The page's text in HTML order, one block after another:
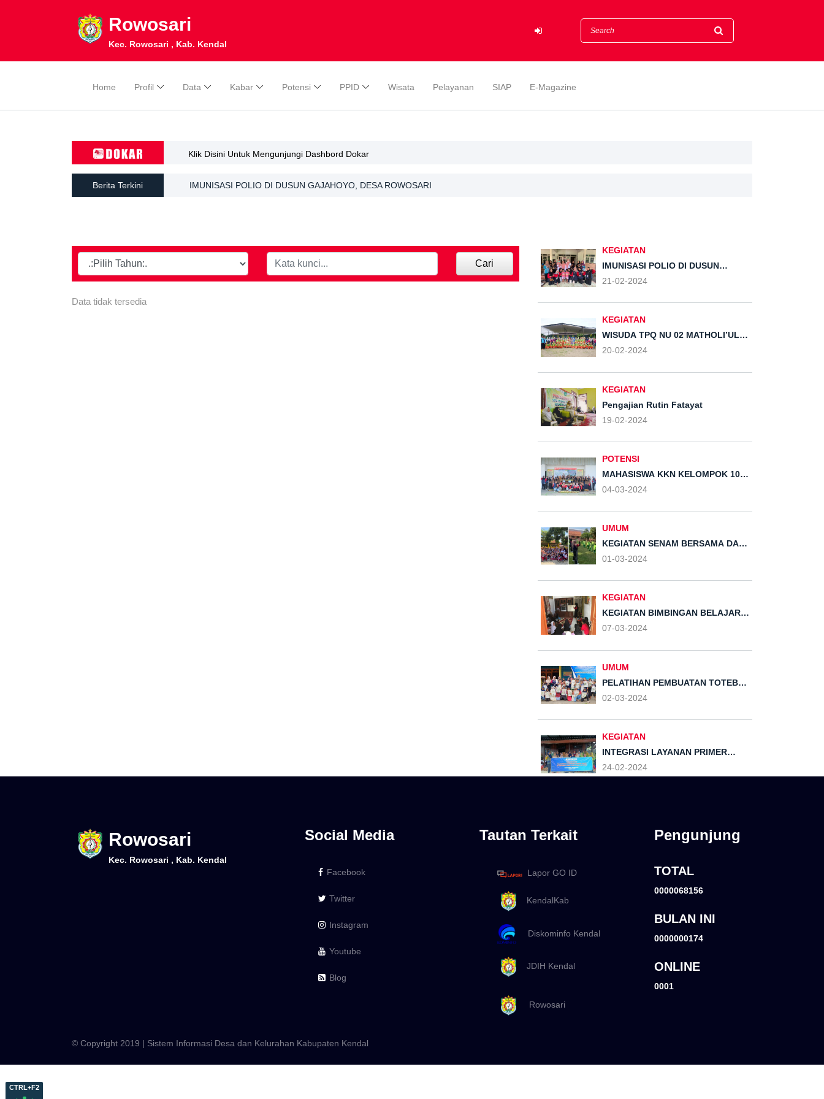
CTRL+F2
Rowosari
Kec. Rowosari , Kab. Kendal
Home Profil Data Kabar Potensi PPID Wisata Pelayanan SIAP E-Magazine
Klik Disini Untuk Mengunjungi Dashbord Dokar
Berita Terkini IMUNISASI POLIO DI DUSUN GAJAHOYO, DESA ROWOSARI
Cari
Data tidak tersedia
KEGIATAN
IMUNISASI POLIO DI DUSUN
21-02-2024
KEGIATAN
WISUDA TPQ NU 02 MATHOLI’UL
FALAH DESA ROWOSARI
20-02-2024
KEGIATAN
Pengajian Rutin Fatayat
19-02-2024
POTENSI
MAHASISWA KKN KELOMPOK 108
PEMANFAATAN GEDEBOG PISANG
SAYURAN BERSAMA PKK DESA
ROWOSARI
04-03-2024
UMUM
KEGIATAN SENAM BERSAMA DAN
UPGRIS BERSAMA DENGAN SD
01-03-2024
KEGIATAN
KEGIATAN BIMBINGAN BELAJAR
TIM KKN UPGRIS BERSAMA
DENGAN SISWA-SISWI SEKOLAH
KENDAL
07-03-2024
UMUM
PELATIHAN PEMBUATAN TOTEBAG
BERSAMA ANAK-ANAK DESA
02-03-2024
KEGIATAN
INTEGRASI LAYANAN PRIMER
24-02-2024
Rowosari
Kec. Rowosari , Kab. Kendal
Social Media
Facebook
Twitter
Instagram
Youtube
Blog
Tautan Terkait
Lapor GO ID
KendalKab
Diskominfo Kendal
JDIH Kendal
Rowosari
Pengunjung
TOTAL
0000068156
BULAN INI
0000000174
ONLINE
0001
© Copyright 2019 | Sistem Informasi Desa dan Kelurahan Kabupaten Kendal